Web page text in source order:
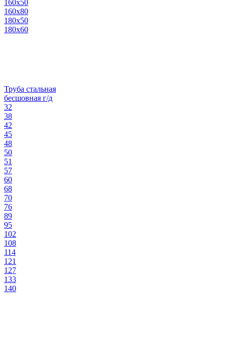
160х50
160х80
180х50
180х60
Труба стальная
бесшовная г/д
32
38
42
45
48
50
51
57
60
68
70
76
89
95
102
108
114
121
127
133
140